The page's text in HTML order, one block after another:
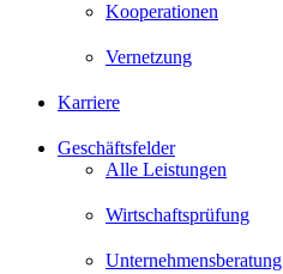
Kooperationen
Vernetzung
Karriere
Geschäftsfelder
Alle Leistungen
Wirtschaftsprüfung
Unternehmensberatung